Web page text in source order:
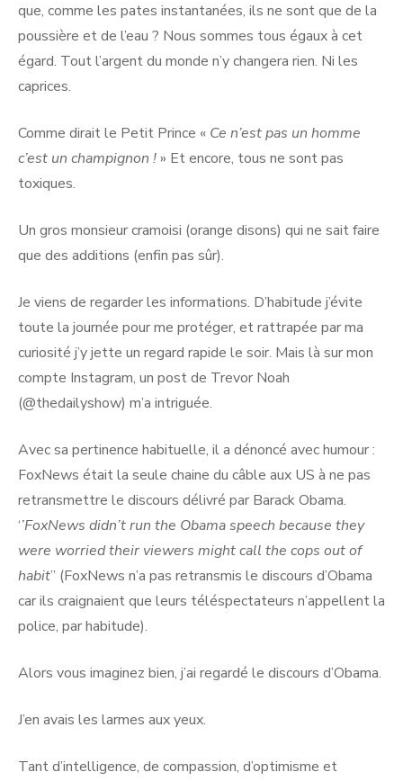
que, comme les pates instantanées, ils ne sont que de la
poussière et de l’eau ? Nous sommes tous égaux à cet
égard. Tout l’argent du monde n’y changera rien. Ni les
caprices.
Comme dirait le Petit Prince « Ce n’est pas un homme
c’est un champignon !» Et encore, tous ne sont pas
toxiques.
Un gros monsieur cramoisi (orange disons) qui ne sait faire
que des additions (enfin pas sûr).
Je viens de regarder les informations. D’habitude j’évite
toute la journée pour me protéger, et rattrapée par ma
curiosité j’y jette un regard rapide le soir. Mais là sur mon
compte Instagram, un post de Trevor Noah
(@thedailyshow) m’a intriguée.
Avec sa pertinence habituelle, il a dénoncé avec humour :
FoxNews était la seule chaine du câble aux US à ne pas
retransmettre le discours délivré par Barack Obama.
‘’FoxNews didn’t run the Obama speech because they
were worried their viewers might call the cops out of
habit’’ (FoxNews n’a pas retransmis le discours d’Obama
car ils craignaient que leurs téléspectateurs n’appellent la
police, par habitude).
Alors vous imaginez bien, j’ai regardé le discours d’Obama.
J’en avais les larmes aux yeux.
Tant d’intelligence, de compassion, d’optimisme et